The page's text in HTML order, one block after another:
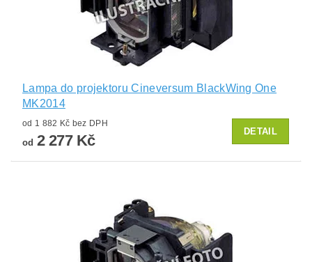
Lampa do projektoru Cineversum BlackWing One
MK2014
od 1 882 Kč bez DPH
od 2 277 Kč
DETAIL